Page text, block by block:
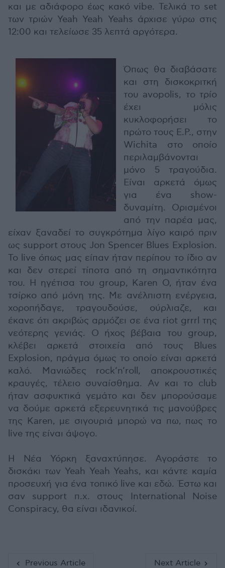
και με αδιάφορο έως κακό vibe. Τελικά το set
των τριών Yeah Yeah Yeahs άρχισε γύρω στις
12:00 και τελείωσε 35 λεπτά αργότερα.
Όπως θα διαβάσατε
και στη δισκοκριτκή
του avopolis, το τρίο
έχει μόλις
κυκλοφορήσει το
πρώτο τους E.P., στην
Wichita στο οποίο
περιλαμβάνονται
μόνο 5 τραγούδια.
Είναι αρκετά όμως
για ένα show-
δυναμίτη. Ορισμένοι
από την παρέα μας,
είχαν ξαναδεί το συγκρότημα λίγο καιρό πριν
ως support στους Jon Spencer Blues Explosion.
To live όπως μας είπαν ήταν περίπου το ίδιο αν
και δεν στερεί τίποτα από τη σημαντικότητα
του. Η ηγέτισα του group, Karen O, ήταν ένα
τσίρκο από μόνη της. Με ανέλπιστη ενέργεια,
χοροπήδαγε, τραγουδούσε, ούρλιαζε, και
έκανε ότι ακριβώς αρμόζει σε ένα riot grrrl της
νεότερης γενιάς. Ο ήχος βέβαια του group,
κλέβει αρκετά στοιχεία από τους Blues
Explosion, πράγμα όμως το οποίο είναι αρκετά
καλό. Μανιώδες rock’n’roll, αποκρουστικές
κραυγές, τέλειο συναίσθημα. Αν και το club
ήταν ασφυκτικά γεμάτο και δεν μπορούσαμε
να δούμε αρκετά εξερευνητικά τις μανούβρες
της Karen, με σιγουριά μπορώ να πω, πως το
live της είναι άψογο.
Η Νέα Υόρκη ξαναχτύπησε. Αγοράστε το
δισκάκι των Yeah Yeah Yeahs, και κάντε καμία
προσευχή για ένα τοπικό live και εδώ. Έστω και
σαν support π.χ. στους International Noise
Conspiracy, θα είναι ιδανικοί.
Previous Article Next Article